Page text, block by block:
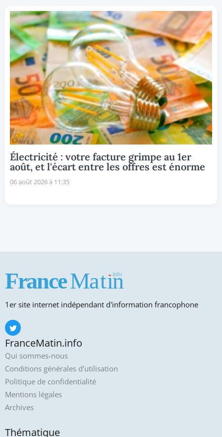
Électricité : votre facture grimpe au 1er
août, et l'écart entre les offres est énorme
06 août 2026 à 11:35
1er site internet indépendant d'information francophone
FranceMatin.info
Qui sommes-nous
Conditions générales d'utilisation
Politique de confidentialité
Mentions légales
Archives
Thématique